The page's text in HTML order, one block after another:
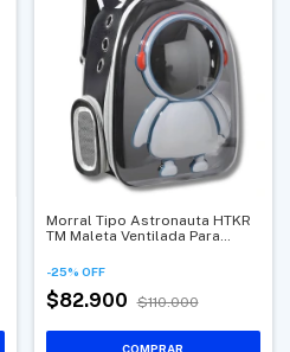
Morral Tipo Astronauta HTKR
TM Maleta Ventilada Para
-25% OFF
$82.900 $110.000